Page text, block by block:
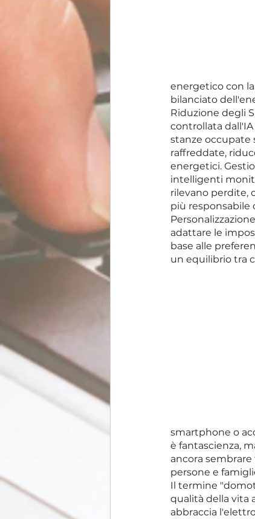
energetico con
bilanciato
Riduzione degli
controllata
stanze occupate
raffreddate,
energetici.
intelligenti
rilevano perdite,
più responsabile
adattare le
base alle
un equilibrio tra
smartphone o
è fantascienza,
ancora
persone e
Il termine
qualità della vita
abbraccia